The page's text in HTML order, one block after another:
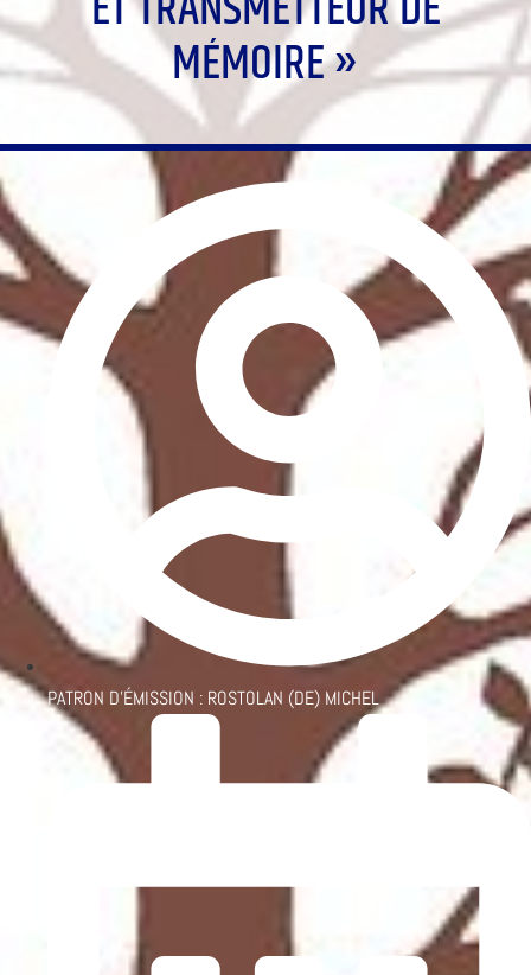
MÉMOIRE »
PATRON D'ÉMISSION : ROSTOLAN (DE) MICHEL